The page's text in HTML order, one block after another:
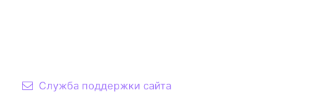
Служба поддержки сайта